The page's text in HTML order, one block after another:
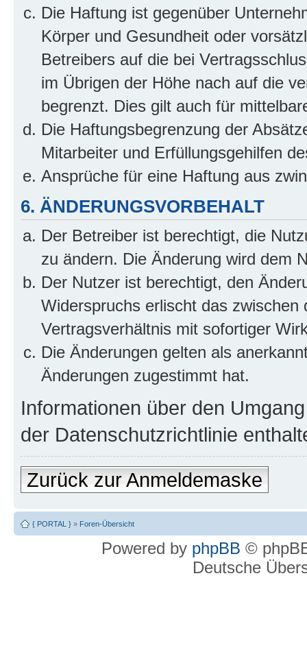
Die Haftung ist gegenüber
Körper und Gesundheit oder
Betreibers auf die bei
im Übrigen der Höhe nach auf die
begrenzt. Dies gilt auch für
Die Haftungsbegrenzung der
Mitarbeiter und Erfüllungsgehilfen
Ansprüche für eine Haftung aus
6. ÄNDERUNGSVORBEHALT
Der Betreiber ist berechtigt, die
zu ändern. Die Änderung wird dem
Der Nutzer ist berechtigt, den
Widerspruchs erlischt das
Vertragsverhältnis mit sofortiger
Die Änderungen gelten als
Änderungen zugestimmt hat.
Informationen über den
der Datenschutzrichtlinie
Zurück zur Anmeldemaske
{ PORTAL } » Foren-Übersicht
Powered by phpBB ©
Deutsche